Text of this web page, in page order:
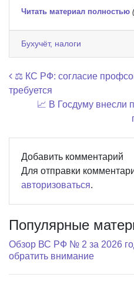
Читать материал полностью
Бухучёт, налоги
Навигация по
⚖️ КС РФ: согласие
требуется
📈 В Госдуму внесли
Добавить комментарий
Для отправки
авторизоваться.
Популярные
Обзор ВС РФ № 2 за 2026
обратить внимание